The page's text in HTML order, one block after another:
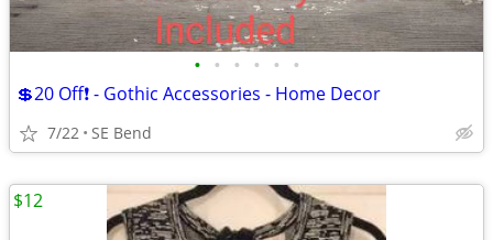
• • • • • •
💲20 Off❗ - Gothic Accessories - Home Decor
7/22 SE Bend
$12